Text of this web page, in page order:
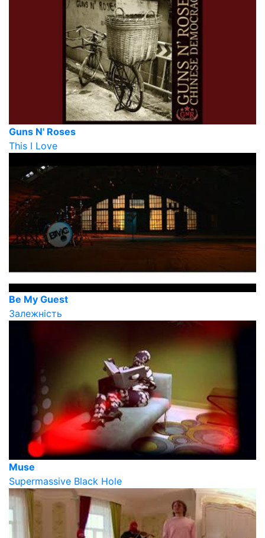
Guns N' Roses
This I Love
Be My Guest
Залежність
Muse
Supermassive Black Hole